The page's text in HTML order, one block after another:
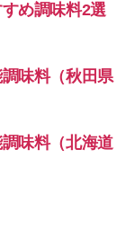
め調味料2選
味料（秋田県
味料（北海道